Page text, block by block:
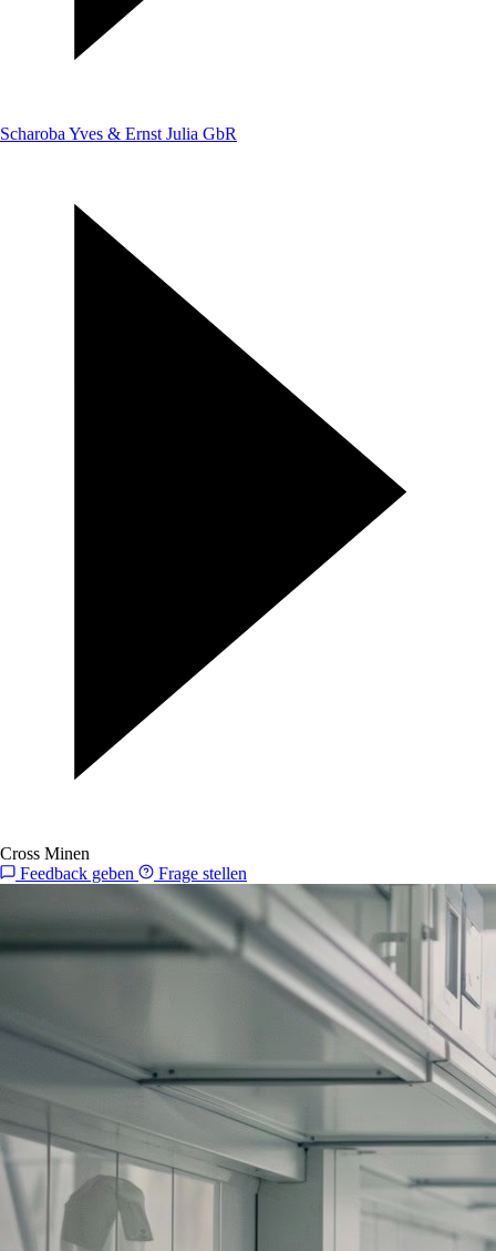
Scharoba Yves & Ernst Julia GbR
Cross Minen
Feedback geben
Frage stellen